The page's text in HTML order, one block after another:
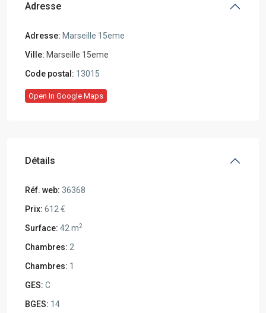
Adresse
Adresse: Marseille 15eme
Ville: Marseille 15eme
Code postal: 13015
Open In Google Maps
Détails
Réf. web: 36368
Prix: 612 €
Surface: 42 m2
Chambres: 2
Chambres: 1
GES: C
BGES: 14